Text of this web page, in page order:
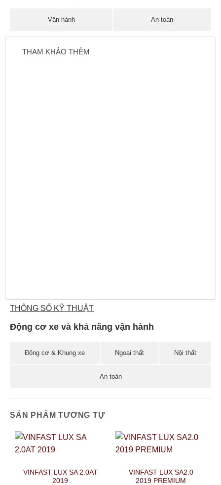
Vận hành An toàn
THAM KHẢO THÊM
THÔNG SỐ KỸ THUẬT
Động cơ xe và khả năng vận hành
Động cơ & Khung xe Ngoại thất Nội thất
An toàn
SẢN PHẨM TƯƠNG TỰ
VINFAST LUX SA 2.0AT
2019
VINFAST LUX SA2.0
2019 PREMIUM